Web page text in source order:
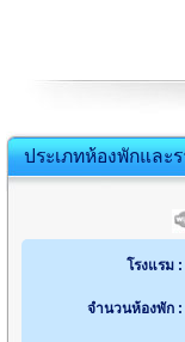
ประเภทห้องพักและ
โรงแรม :
จำนวนห้องพัก :